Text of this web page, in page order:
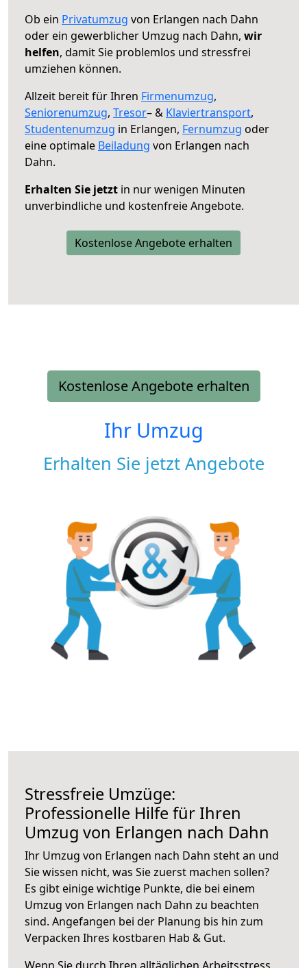
Ob ein Privatumzug von Erlangen nach Dahn
oder ein gewerblicher Umzug nach Dahn, wir
helfen, damit Sie problemlos und stressfrei
umziehen können.
Allzeit bereit für Ihren Firmenumzug,
Seniorenumzug, Tresor– & Klaviertransport,
Studentenumzug in Erlangen, Fernumzug oder
eine optimale Beiladung von Erlangen nach
Dahn.
Erhalten Sie jetzt in nur wenigen Minuten
unverbindliche und kostenfreie Angebote.
Kostenlose Angebote erhalten
Kostenlose Angebote erhalten
Ihr Umzug
Erhalten Sie jetzt Angebote
Stressfreie Umzüge:
Professionelle Hilfe für Ihren
Umzug von Erlangen nach Dahn
Ihr Umzug von Erlangen nach Dahn steht an und
Sie wissen nicht, was Sie zuerst machen sollen?
Es gibt einige wichtige Punkte, die bei einem
Umzug von Erlangen nach Dahn zu beachten
sind. Angefangen bei der Planung bis hin zum
Verpacken Ihres kostbaren Hab & Gut.